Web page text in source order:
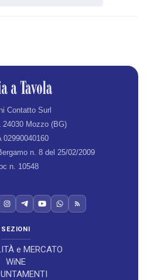
Contatto Surl
24030 Mozzo (BG)
02990040160
n. 8 del 25/02/2009
n. 10548
SEZIONI
e MERCATO
WiNE